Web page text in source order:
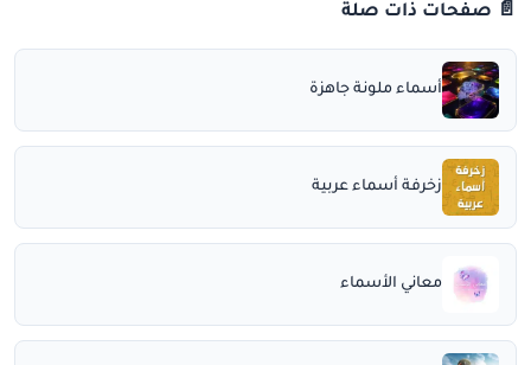
📄 صفحات ذات صلة
أسماء ملونة جاهزة
زخرفة أسماء عربية
معاني الأسماء